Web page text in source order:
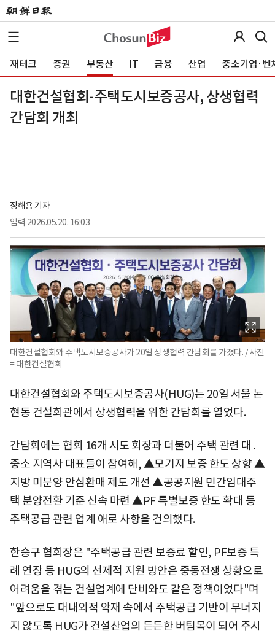
재테크 증권 부동산 IT 금융 산업 중소기업·벤
대한건설협회-주택도시보증공사, 상생협력
간담회 개최
정해용 기자
입력 2026.05.20. 16:03
대한건설협회와 주택도시보증공사가 20일 상생협력 간담회를 가졌다. / 사진
= 대한건설협회
대한건설협회와 주택도시보증공사(HUG)는 20일 서울 논
현동 건설회관에서 상생협력을 위한 간담회를 열었다.
간담회에는 협회 16개 시도 회장과 더불어 주택 관련 대․
중소 지역사 대표들이 참여해, ▲모기지 보증 한도 상향 ▲
지방 미분양 안심환매 제도 개선 ▲공공지원 민간임대주
택 분양전환 기준 신속 마련 ▲PF 특별보증 한도 확대 등
주택공급 관련 업계 애로 사항을 건의했다.
한승구 협회장은 "주택공급 관련 보증료 할인, PF보증 특
례 연장 등 HUG의 선제적 지원 방안은 중동전쟁 상황으로
어려움을 겪는 건설업계에 단비와도 같은 정책이었다"며
"앞으로도 대내외적 악재 속에서 주택공급 기반이 무너지
지 않도록 HUG가 건설산업의 든든한 버팀목이 되어 주시